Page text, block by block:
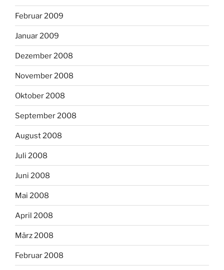
Februar 2009
Januar 2009
Dezember 2008
November 2008
Oktober 2008
September 2008
August 2008
Juli 2008
Juni 2008
Mai 2008
April 2008
März 2008
Februar 2008